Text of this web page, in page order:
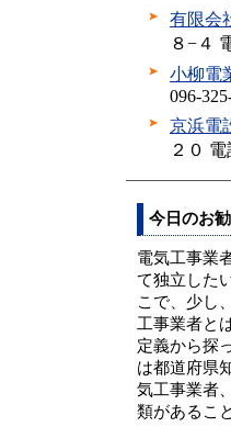
有限会
８−４
小柳電
096-
京浜電
２０ 電
今日のお
電気工事業
て独立した
こで、少し
工事業者と
定義から探
は都道府県
気工事業者
類があるこ